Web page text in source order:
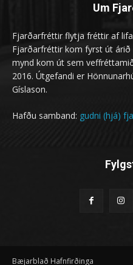
Um
Fjarðarfréttir flytja fréttir af
Fjarðarfréttir kom fyrst út árið
mynd kom út sem
2016. Útgefandi er
Gíslason.
Hafðu samband: gudni (hjá)
Bæjarblað Hafnfirðinga